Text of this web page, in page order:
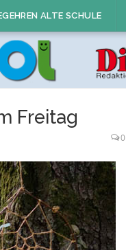
ALTE SCHULE
Freitag
0